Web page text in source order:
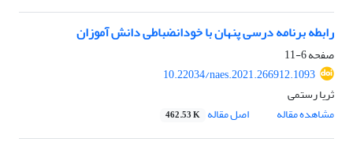
رابطه برنامه درسی پنهان با خودانضباطی دانش آموزان
صفحه6-11
10.22034/naes.2021.266912.1093
ثریا رستمی
مشاهده مقاله
اصل مقاله 462.53 K